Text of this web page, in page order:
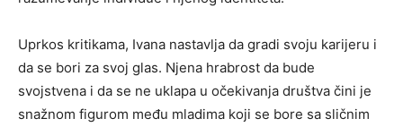
Uprkos kritikama, Ivana nastavlja da gradi svoju karijeru i
da se bori za svoj glas. Njena hrabrost da bude
svojstvena i da se ne uklapa u očekivanja društva čini je
snažnom figurom među mladima koji se bore sa sličnim